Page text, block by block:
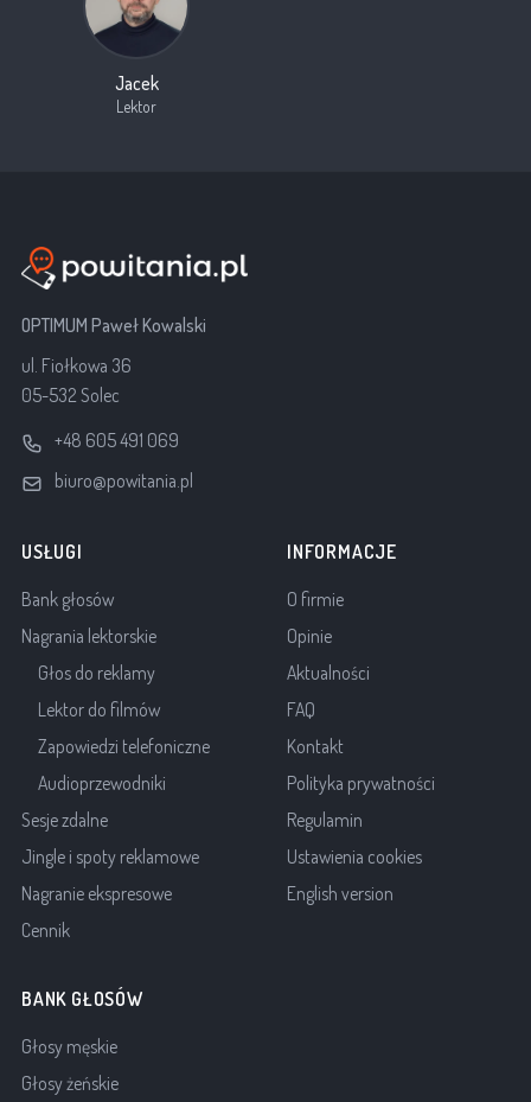
Jacek
Lektor
OPTIMUM Paweł Kowalski
ul. Fiołkowa 36
05-532 Solec
+48 605 491 069
biuro@powitania.pl
USŁUGI
Bank głosów
Nagrania lektorskie
Głos do reklamy
Lektor do filmów
Zapowiedzi telefoniczne
Audioprzewodniki
Sesje zdalne
Jingle i spoty reklamowe
Nagranie ekspresowe
Cennik
INFORMACJE
O firmie
Opinie
Aktualności
FAQ
Kontakt
Polityka prywatności
Regulamin
Ustawienia cookies
English version
BANK GŁOSÓW
Głosy męskie
Głosy żeńskie